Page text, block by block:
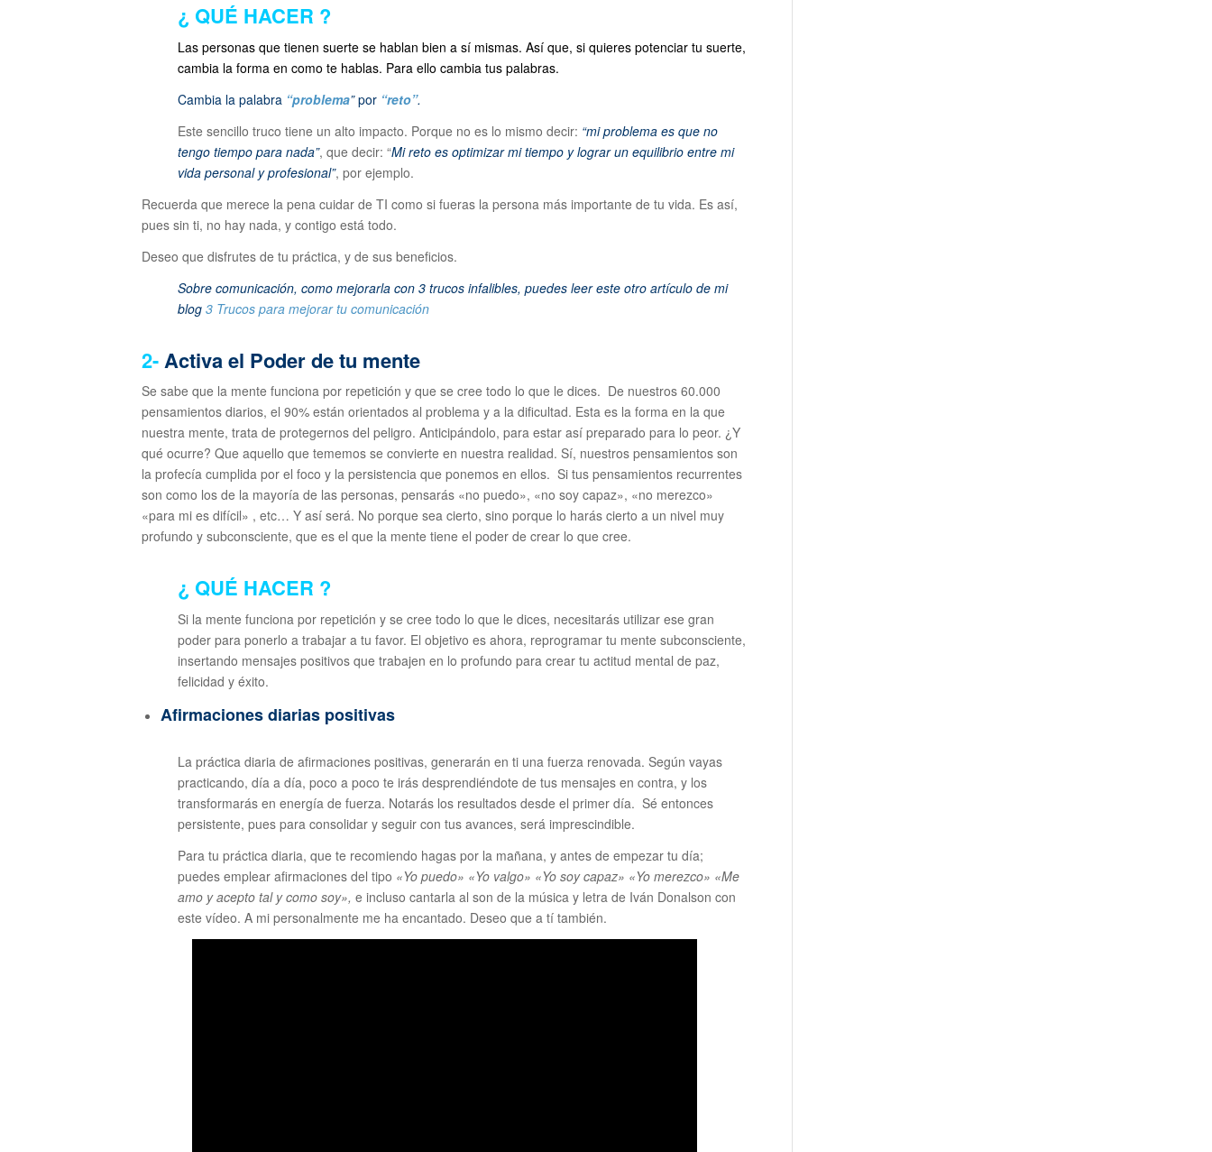
¿ QUÉ HACER ?
Las personas que tienen suerte se hablan bien a sí mismas. Así que, si quieres potenciar tu suerte,
cambia la forma en como te hablas. Para ello cambia tus palabras.
Cambia la palabra “problema”por “reto”.
Este sencillo truco tiene un alto impacto. Porque no es lo mismo decir: “mi problema es que no
tengo tiempo para nada”, que decir: “Mi reto es optimizar mi tiempo y lograr un equilibrio entre mi
vida personal y profesional”, por ejemplo.
Recuerda que merece la pena cuidar de TI como si fueras la persona más importante de tu vida. Es así,
pues sin ti, no hay nada, y contigo está todo.
Deseo que disfrutes de tu práctica, y de sus beneficios.
Sobre comunicación, como mejorarla con 3 trucos infalibles, puedes leer este otro artículo de mi
blog 3 Trucos para mejorar tu comunicación
2-Activa el Poder de tu mente
Se sabe que la mente funciona por repetición y que se cree todo lo que le dices. De nuestros 60.000
pensamientos diarios, el 90% están orientados al problema y a la dificultad. Esta es la forma en la que
nuestra mente, trata de protegernos del peligro. Anticipándolo, para estar así preparado para lo peor. ¿Y
qué ocurre? Que aquello que tememos se convierte en nuestra realidad. Sí, nuestros pensamientos son
la profecía cumplida por el foco y la persistencia que ponemos en ellos. Si tus pensamientos recurrentes
son como los de la mayoría de las personas, pensarás «no puedo», «no soy capaz», «no merezco»
«para mi es difícil» , etc… Y así será. No porque sea cierto, sino porque lo harás cierto a un nivel muy
profundo y subconsciente, que es el que la mente tiene el poder de crear lo que cree.
¿ QUÉ HACER ?
Si la mente funciona por repetición y se cree todo lo que le dices, necesitarás utilizar ese gran
poder para ponerlo a trabajar a tu favor. El objetivo es ahora, reprogramar tu mente subconsciente,
insertando mensajes positivos que trabajen en lo profundo para crear tu actitud mental de paz,
felicidad y éxito.
Afirmaciones diarias positivas
La práctica diaria de afirmaciones positivas, generarán en ti una fuerza renovada. Según vayas
practicando, día a día, poco a poco te irás desprendiéndote de tus mensajes en contra, y los
transformarás en energía de fuerza. Notarás los resultados desde el primer día. Sé entonces
persistente, pues para consolidar y seguir con tus avances, será imprescindible.
Para tu práctica diaria, que te recomiendo hagas por la mañana, y antes de empezar tu día;
puedes emplear afirmaciones del tipo «Yo puedo» «Yo valgo» «Yo soy capaz» «Yo merezco» «Me
amo y acepto tal y como soy», e incluso cantarla al son de la música y letra de Iván Donalson con
este vídeo. A mi personalmente me ha encantado. Deseo que a tí también.